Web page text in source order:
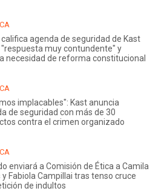
agenda de seguridad de Kast
muy contundente" y
necesidad de reforma constitucional
implacables": Kast anuncia
de seguridad con más de 30
contra el crimen organizado
enviará a Comisión de Ética a Camila
y Fabiola Campillai tras tenso cruce
de indultos